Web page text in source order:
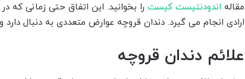
مقاله اندودنتیست کیست را بخوانید. این اتفاق حتی زمانی که
ارادی انجام می گیرد. دندان قروچه عوارض متعددی به دنبال
علائم دندان قروچه